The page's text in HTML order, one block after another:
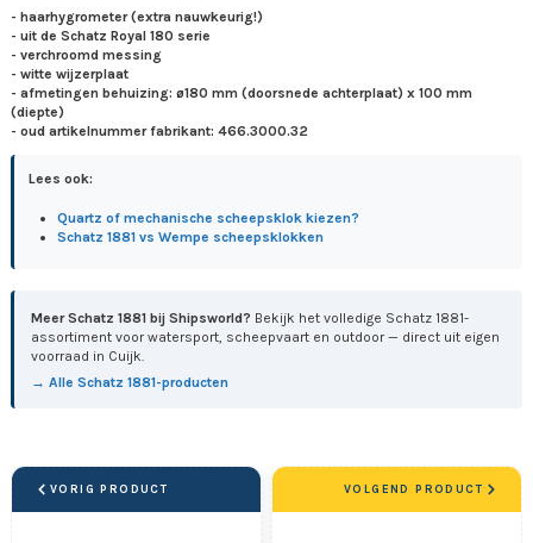
- haarhygrometer (extra nauwkeurig!)
- uit de Schatz Royal 180 serie
- verchroomd messing
- witte wijzerplaat
- afmetingen behuizing: ø180 mm (doorsnede achterplaat) x 100 mm
(diepte)
- oud artikelnummer fabrikant: 466.3000.32
Lees ook:
Quartz of mechanische scheepsklok kiezen?
Schatz 1881 vs Wempe scheepsklokken
Meer Schatz 1881 bij Shipsworld? Bekijk het volledige Schatz 1881-
assortiment voor watersport, scheepvaart en outdoor — direct uit eigen
voorraad in Cuijk.
→ Alle Schatz 1881-producten
VORIG PRODUCT VOLGEND PRODUCT